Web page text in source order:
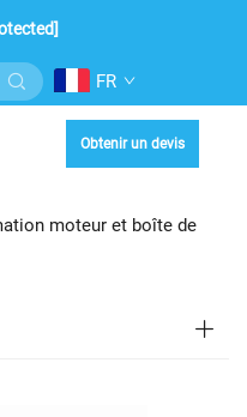
FR
Obtenir un devis
moteur et boîte de